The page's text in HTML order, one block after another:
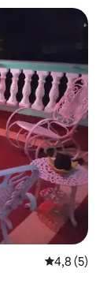
4,8 (5)